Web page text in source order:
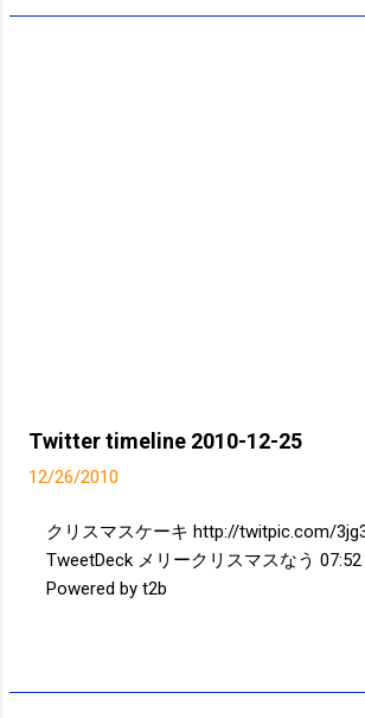
Twitter timeline 2010-12-25
12/26/2010
クリスマスケーキ http://twitpic.com/
TweetDeck メリークリスマスなう
Powered by t2b